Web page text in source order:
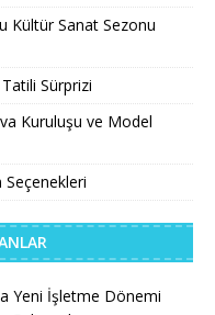
Kültür Sanat Sezonu
Sürprizi
Kuruluşu ve Model
Seçenekleri
Yeni İşletme Dönemi